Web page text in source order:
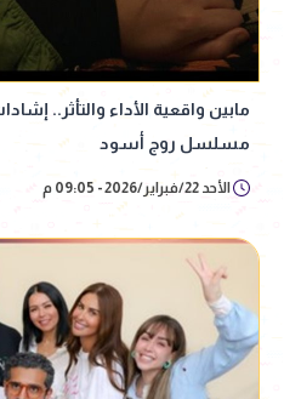
مابين واقعية الأداء والتأثر..
مسلسل روج أسود
الأحد 22/فبراير/2026 - 09:05 م